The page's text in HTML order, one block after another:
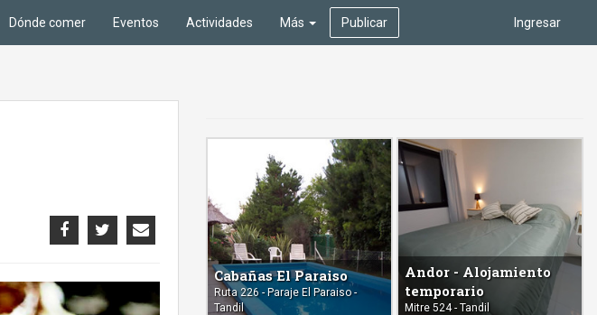
Ingresar
Dónde comer Eventos Actividades Más Publicar
Cabañas El Paraiso
Ruta 226 - Paraje El Paraiso -
Tandil
Andor - Alojamiento
temporario
Mitre 524 - Tandil